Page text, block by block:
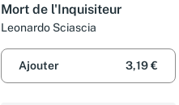
Mort de l'Inquisiteur
Leonardo Sciascia
Ajouter 3,19 €